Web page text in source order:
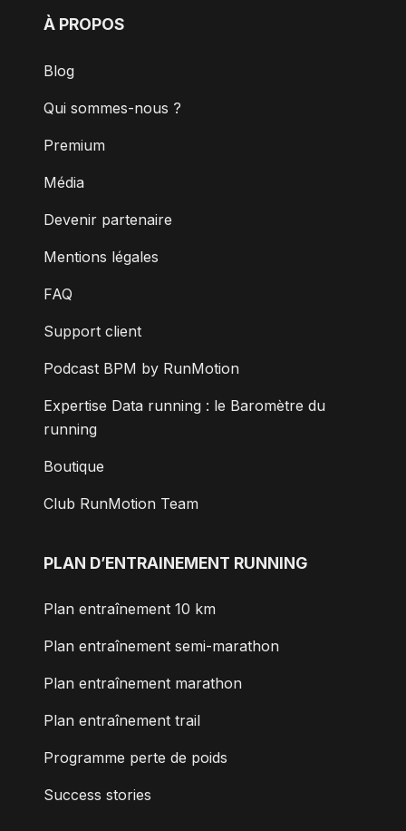
À PROPOS
Blog
Qui sommes-nous ?
Premium
Média
Devenir partenaire
Mentions légales
FAQ
Support client
Podcast BPM by RunMotion
Expertise Data running : le Baromètre du
running
Boutique
Club RunMotion Team
PLAN D’ENTRAINEMENT RUNNING
Plan entraînement 10 km
Plan entraînement semi-marathon
Plan entraînement marathon
Plan entraînement trail
Programme perte de poids
Success stories